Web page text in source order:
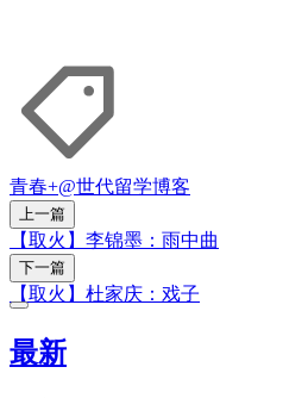
青春+@世代留学博客
上一篇
【取火】李锦墨：雨中曲
下一篇
【取火】杜家庆：戏子
最新